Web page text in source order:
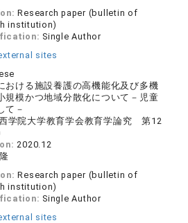
Research paper (bulletin of
institution)
Single Author
sites
おける施設養護の高機能化及び多機
規模かつ地域分散化について－児童
て－
学院大学教育学会教育学論究 第12
2020.12
Research paper (bulletin of
institution)
Single Author
sites